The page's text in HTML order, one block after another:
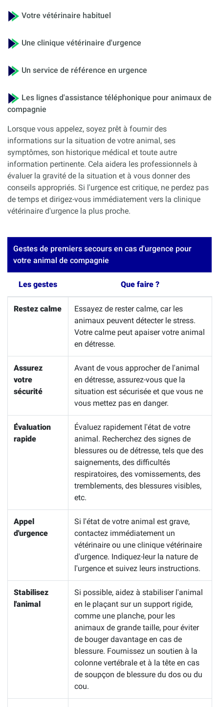
Votre vétérinaire habituel
Une clinique vétérinaire d'urgence
Un service de référence en urgence
Les lignes d'assistance téléphonique pour animaux de
compagnie
Lorsque vous appelez, soyez prêt à fournir des
informations sur la situation de votre animal, ses
symptômes, son historique médical et toute autre
information pertinente. Cela aidera les professionnels à
évaluer la gravité de la situation et à vous donner des
conseils appropriés. Si l'urgence est critique, ne perdez pas
de temps et dirigez-vous immédiatement vers la clinique
vétérinaire d'urgence la plus proche.
Gestes de premiers secours en cas d'urgence pour
votre animal de compagnie
Les gestes Que faire ?
Restez calme
Essayez de rester calme, car les
animaux peuvent détecter le stress.
Votre calme peut apaiser votre animal
en détresse.
Assurez
votre
sécurité
Avant de vous approcher de l'animal
en détresse, assurez-vous que la
situation est sécurisée et que vous ne
vous mettez pas en danger.
Évaluation
rapide
Évaluez rapidement l'état de votre
animal. Recherchez des signes de
blessures ou de détresse, tels que des
saignements, des difficultés
respiratoires, des vomissements, des
tremblements, des blessures visibles,
etc.
Appel
d'urgence
Si l'état de votre animal est grave,
contactez immédiatement un
vétérinaire ou une clinique vétérinaire
d'urgence. Indiquez-leur la nature de
l'urgence et suivez leurs instructions.
Stabilisez
l'animal
Si possible, aidez à stabiliser l'animal
en le plaçant sur un support rigide,
comme une planche, pour les
animaux de grande taille, pour éviter
de bouger davantage en cas de
blessure. Fournissez un soutien à la
colonne vertébrale et à la tête en cas
de soupçon de blessure du dos ou du
cou.